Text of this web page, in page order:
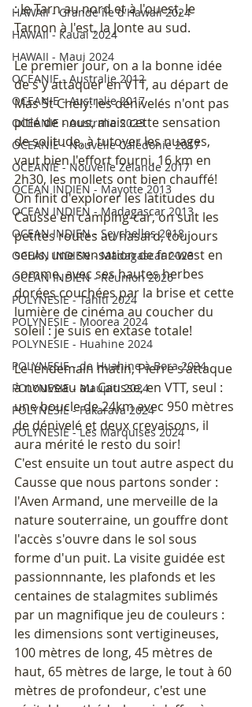
HAWAII - Grande île d'Hawaii 2024
HAWAII - Kauai 2024
HAWAII - Maui 2024
OCEANIE - Australie 2012
OCEANIE - Australie 2017
OCEANIE - Australie 2023
OCEANIE - Nouvelle Calédonie 2017
OCEANIE - Nouvelle Zélande 2017
OCEAN INDIEN - Mayotte 2013
OCEAN INDIEN - Madagascar 2013
OCEAN INDIEN - Seychelles 2018
OCEAN INDIEN - Madagascar 2023
OCEAN INDIEN - Réunion 2026
POLYNESIE - Tahiti 2024
POLYNESIE - Moorea 2024
POLYNESIE - Huahine 2024
POLYNESIE - de Huahine à Bora 2024
POLYNESIE - Maupiti 2024
POLYNESIE - Fakarava 2024
POLYNESIE - Les Marquises 2024
: le Tarn au nord et à l'ouest, le
Tarnon à l'est, la Jonte au sud.
Le premier jour, on a la bonne idée
de s'y attaquer en VTT, au départ de
Mas St Chély: les dénivelés n'ont pas
pitié de nous, mais cette sensation
de solitude, à tutoyer les nuages,
vaut bien l'effort fourni. 16 km en
2h30, les mollets ont bien chauffé!
On finit d'explorer les latitudes du
Causse en camping-car, on suit les
petites routes au hasard, toujours
seuls, une sensation de far-west en
somme, avec ses hautes herbes
dorées couchées par la brise et cette
lumière de cinéma au coucher du
soleil : je suis en extase totale!
Le lendemain matin, Pierre s'attaque
à nouveau au Causse, en VTT, seul :
une boucle de 24km avec 950 mètres
de dénivelé et deux crevaisons, il
aura mérité le resto du soir!
C'est ensuite un tout autre aspect du
Causse que nous partons sonder :
l'Aven Armand, une merveille de la
nature souterraine, un gouffre dont
l'accès s'ouvre dans le sol sous
forme d'un puit. La visite guidée est
passionnnante, les plafonds et les
centaines de stalagmites sublimés
par un magnifique jeu de couleurs :
les dimensions sont vertigineuses,
100 mètres de long, 45 mètres de
haut, 65 mètres de large, le tout à 60
mètres de profondeur, c'est une